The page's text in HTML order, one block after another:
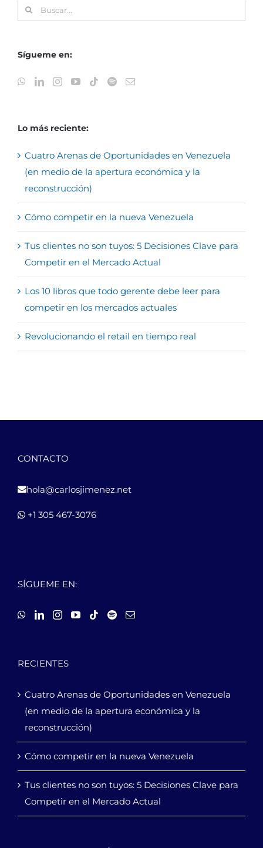
Buscar:
Sígueme en:
Lo más reciente:
Cuatro Arenas de Oportunidades en Venezuela
(en medio de la apertura económica y la
reconstrucción)
Cómo competir en la nueva Venezuela
Tus clientes no son tuyos: 5 Decisiones Clave para
Competir en el Mercado Actual
Los 10 libros que todo gerente debe leer para
competir en los mercados actuales
Revolucionando el retail en tiempo real
CONTACTO
hola@carlosjimenez.net
+1 305 467-3076
SÍGUEME EN:
RECIENTES
Cuatro Arenas de Oportunidades en Venezuela
(en medio de la apertura económica y la
reconstrucción)
Cómo competir en la nueva Venezuela
Tus clientes no son tuyos: 5 Decisiones Clave para
Competir en el Mercado Actual